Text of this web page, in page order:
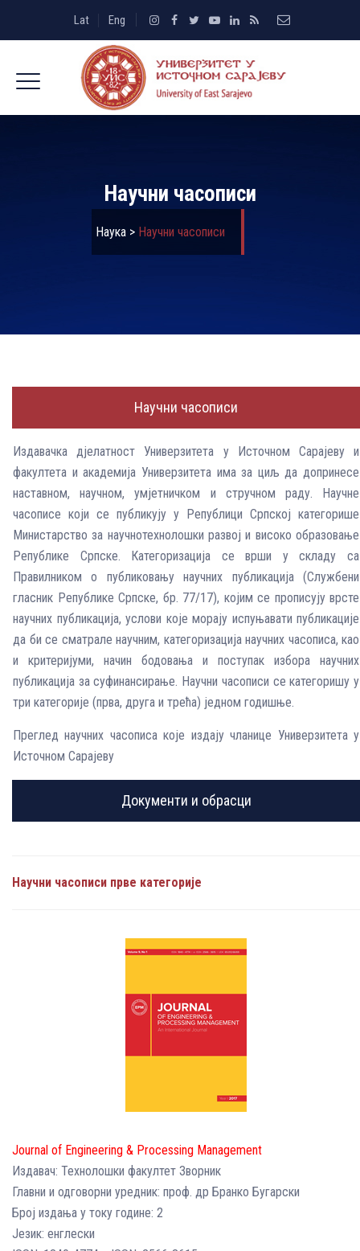
Lat Eng
Научни часописи
Наука > Научни часописи
Научни часописи
Издавачка дјелатност Универзитета у Источном Сарајеву и
факултета и академија Универзитета има за циљ да допринесе
наставном, научном, умјетничком и стручном раду. Научне
часописе који се публикују у Републици Српској категорише
Министарство за научнотехнолошки развој и високо образовање
Републике Српске. Категоризација се врши у складу са
Правилником о публиковању научних публикација (Службени
гласник Републике Српске, бр. 77/17), којим се прописују врсте
научних публикација, услови које морају испуњавати публикације
да би се сматрале научним, категоризација научних часописа, као
и критеријуми, начин бодовања и поступак избора научних
публикација за суфинансирање. Научни часописи се категоришу у
три категорије (прва, друга и трећа) једном годишње.
Преглед научних часописа које издају чланице Универзитета у
Источном Сарајеву
Документи и обрасци
Научни часописи прве категорије
Journal of Engineering & Processing Management
Издавач: Технолошки факултет Зворник
Главни и одговорни уредник: проф. др Бранко Бугарски
Број издања у току године: 2
Језик: енглески